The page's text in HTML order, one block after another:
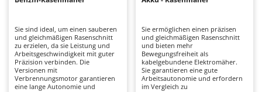
Astkettensägen - Hochentaster
Astscheren
Atemschutzgeräte
Aufroller für Olivennetze
Ama
Ambrogio Robot
Annovi Reverberi
ANTHBOT
Sie sind ideal, um einen sauberen
und gleichmäßigen Rasenschnitt
zu erzielen, da sie Leistung und
Arbeitsgeschwindigkeit mit guter
Präzision verbinden. Die
Versionen mit
Verbrennungsmotor garantieren
eine lange Autonomie und
Sie ermöglichen einen präzisen
und gleichmäßigen Rasenschnitt
und bieten mehr
Bewegungsfreiheit als
kabelgebundene Elektromäher.
Sie garantieren eine gute
Arbeitsautonomie und erfordern
im Vergleich zu